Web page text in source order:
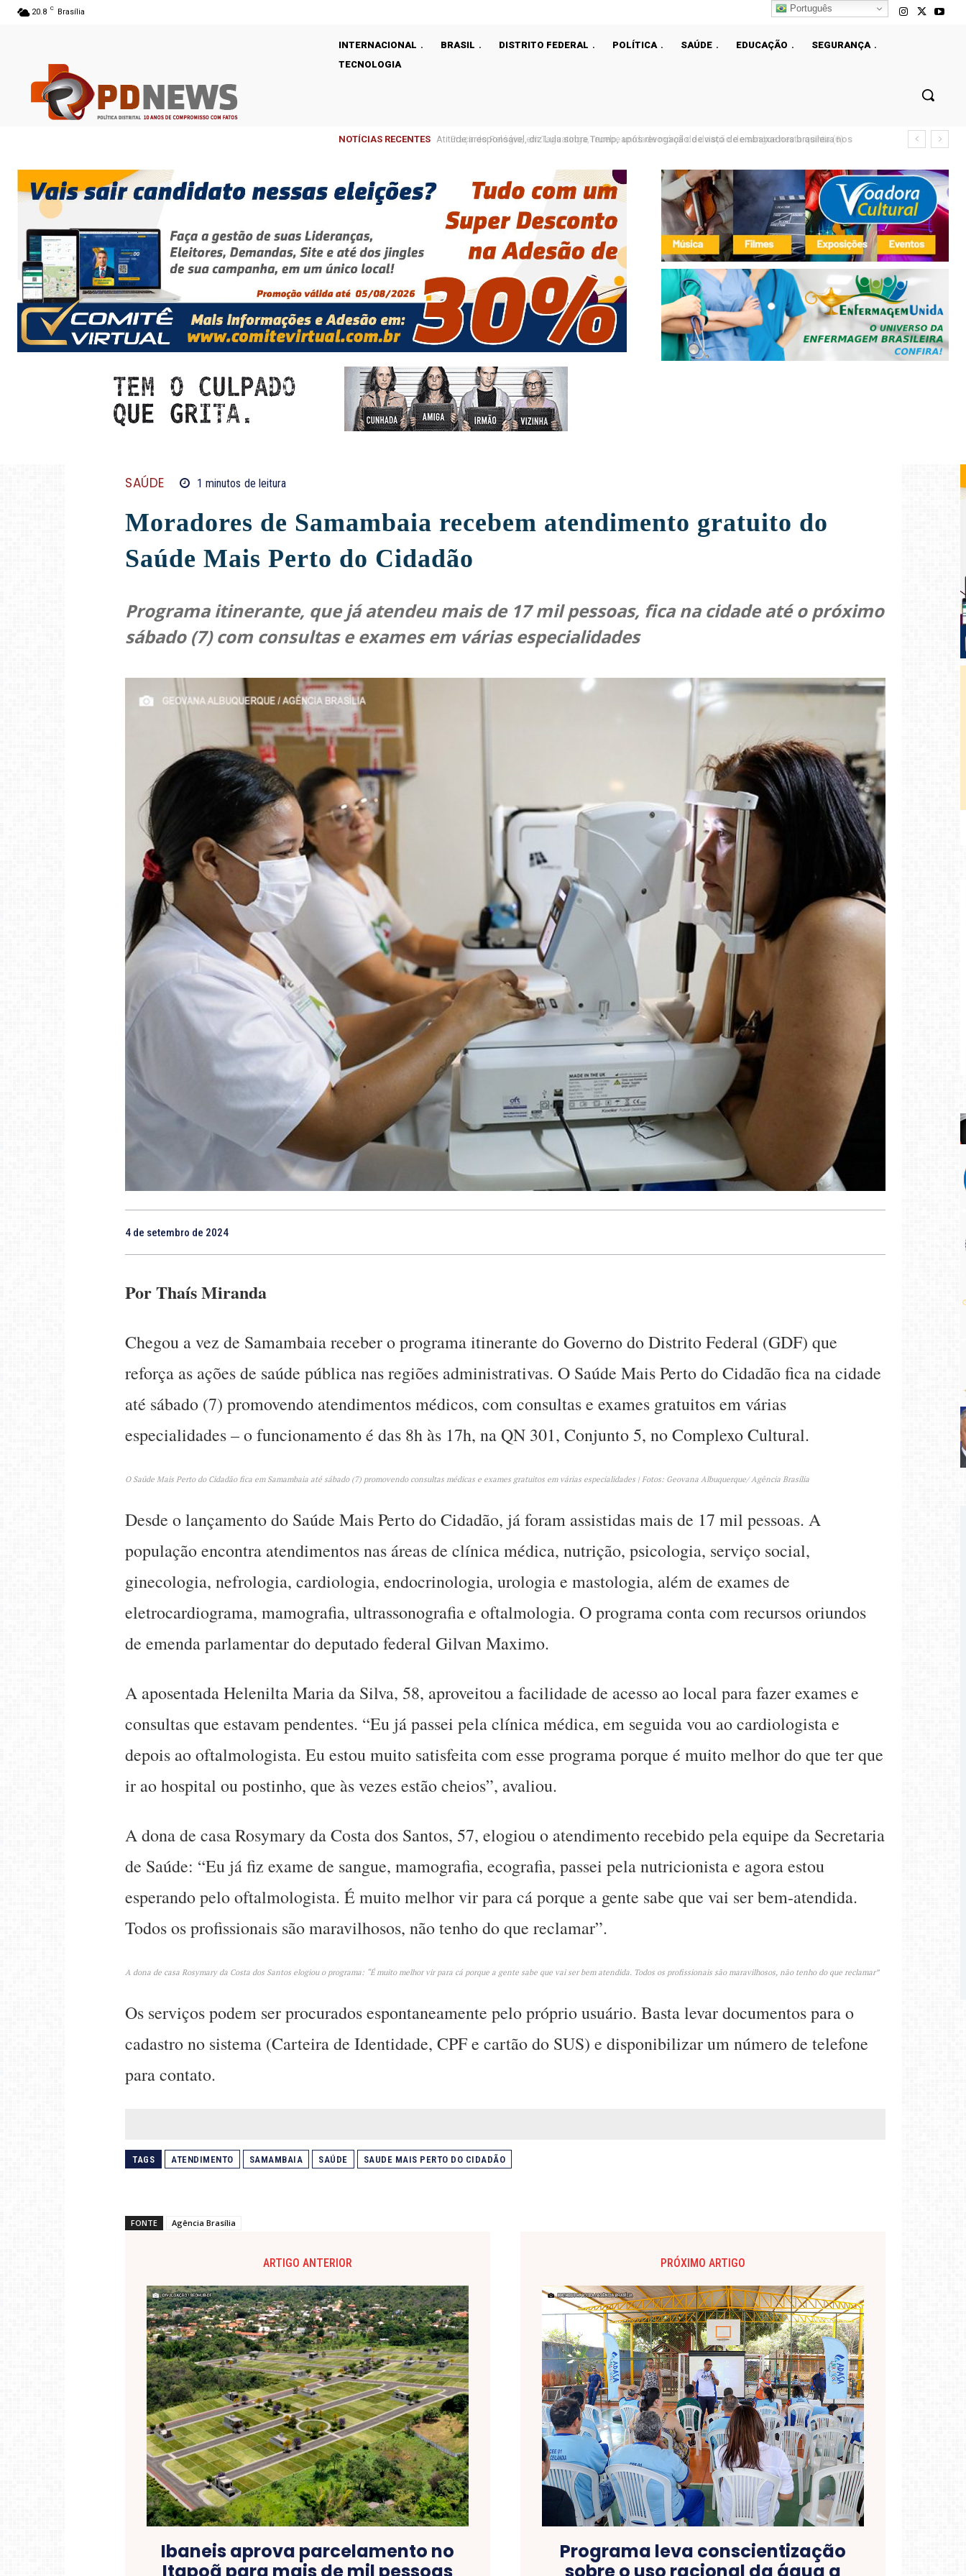
20.8 C Brasília
INTERNACIONAL BRASIL DISTRITO FEDERAL POLÍTICA SAÚDE EDUCAÇÃO
SEGURANÇA
TECNOLOGIA
NOTÍCIAS RECENTES Praça do Relógio, em Taguatinga, recebe unidade móvel de doação de sangue nesta quinta (6)
SAÚDE 1 minutos de leitura
Moradores de Samambaia recebem atendimento gratuito do
Saúde Mais Perto do Cidadão
Programa itinerante, que já atendeu mais de 17 mil pessoas, fica na cidade até o próximo
sábado (7) com consultas e exames em várias especialidades
4 de setembro de 2024
Por Thaís Miranda
Chegou a vez de Samambaia receber o programa itinerante do Governo do Distrito Federal (GDF) que
reforça as ações de saúde pública nas regiões administrativas. O Saúde Mais Perto do Cidadão fica na cidade
até sábado (7) promovendo atendimentos médicos, com consultas e exames gratuitos em várias
especialidades – o funcionamento é das 8h às 17h, na QN 301, Conjunto 5, no Complexo Cultural.
O Saúde Mais Perto do Cidadão fica em Samambaia até sábado (7) promovendo consultas médicas e exames gratuitos em várias especialidades | Fotos: Geovana Albuquerque/ Agência Brasília
Desde o lançamento do Saúde Mais Perto do Cidadão, já foram assistidas mais de 17 mil pessoas. A
população encontra atendimentos nas áreas de clínica médica, nutrição, psicologia, serviço social,
ginecologia, nefrologia, cardiologia, endocrinologia, urologia e mastologia, além de exames de
eletrocardiograma, mamografia, ultrassonografia e oftalmologia. O programa conta com recursos oriundos
de emenda parlamentar do deputado federal Gilvan Maximo.
A aposentada Helenilta Maria da Silva, 58, aproveitou a facilidade de acesso ao local para fazer exames e
consultas que estavam pendentes. “Eu já passei pela clínica médica, em seguida vou ao cardiologista e
depois ao oftalmologista. Eu estou muito satisfeita com esse programa porque é muito melhor do que ter que
ir ao hospital ou postinho, que às vezes estão cheios”, avaliou.
A dona de casa Rosymary da Costa dos Santos, 57, elogiou o atendimento recebido pela equipe da Secretaria
de Saúde: “Eu já fiz exame de sangue, mamografia, ecografia, passei pela nutricionista e agora estou
esperando pelo oftalmologista. É muito melhor vir para cá porque a gente sabe que vai ser bem-atendida.
Todos os profissionais são maravilhosos, não tenho do que reclamar”.
A dona de casa Rosymary da Costa dos Santos elogiou o programa: “É muito melhor vir para cá porque a gente sabe que vai ser bem atendida. Todos os profissionais são maravilhosos, não tenho do que reclamar”
Os serviços podem ser procurados espontaneamente pelo próprio usuário. Basta levar documentos para o
cadastro no sistema (Carteira de Identidade, CPF e cartão do SUS) e disponibilizar um número de telefone
para contato.
TAGS ATENDIMENTO SAMAMBAIA SAÚDE SAUDE MAIS PERTO DO CIDADÃO
FONTE Agência Brasília
ARTIGO ANTERIOR
Ibaneis aprova parcelamento no
Itapoã para mais de mil pessoas
PRÓXIMO ARTIGO
Programa leva conscientização
sobre o uso racional da água a
Português